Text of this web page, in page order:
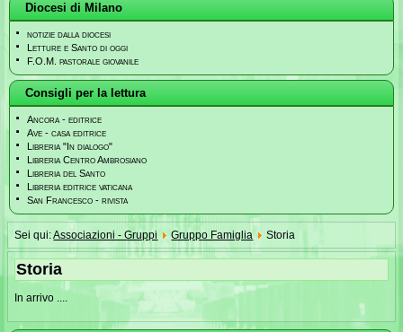
Diocesi di Milano
notizie dalla diocesi
Letture e Santo di oggi
F.O.M. pastorale giovanile
Consigli per la lettura
Ancora - editrice
Ave - casa editrice
Libreria "In dialogo"
Libreria Centro Ambrosiano
Libreria del Santo
Libreria editrice vaticana
San Francesco - rivista
Sei qui:Associazioni - Gruppi Gruppo Famiglia Storia
Storia
In arrivo ....